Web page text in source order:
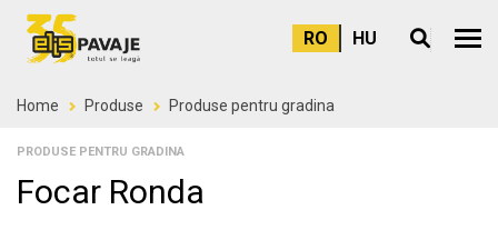
RO HU Meniu
Home Produse Produse pentru gradina
PRODUSE PENTRU GRADINA
Focar Ronda